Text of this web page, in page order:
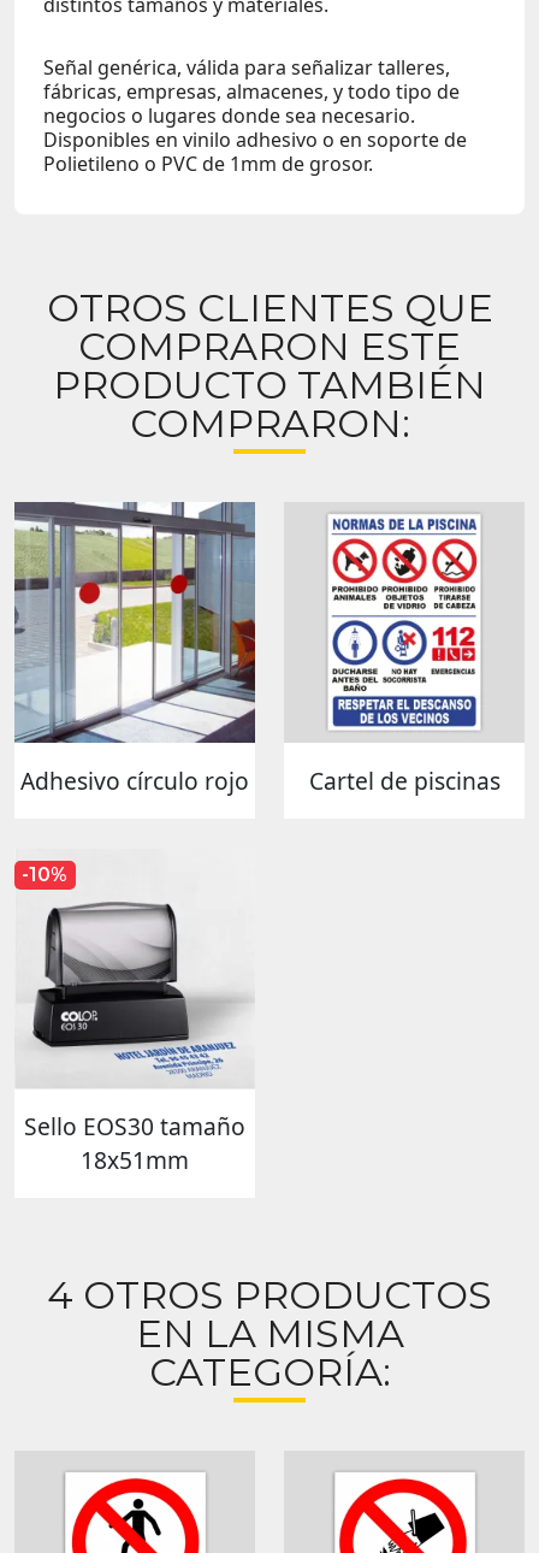
Señal genérica, válida para señalizar talleres,
fábricas, empresas, almacenes, y todo tipo de
negocios o lugares donde sea necesario.
Disponibles en vinilo adhesivo o en soporte de
Polietileno o PVC de 1mm de grosor.
OTROS CLIENTES QUE
COMPRARON ESTE
PRODUCTO TAMBIÉN
COMPRARON:
Adhesivo círculo rojo Cartel de piscinas
Sello EOS30 tamaño
18x51mm
-10%
4 OTROS PRODUCTOS
EN LA MISMA
CATEGORÍA: